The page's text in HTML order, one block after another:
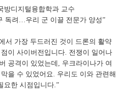
방디지털융합학과 교수
독려…우리 군 이끌 전문가 양성”
서 가장 두드러진 것이 드론의 활약
이 사이버전입니다. 전쟁이 일어나
공격이 있었는데, 우크라이나가 여
을 수 있었어요. 우리도 이와 관련해
요한 시점입니다.”